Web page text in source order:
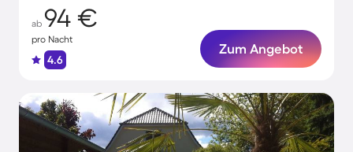
ab 94 €
pro Nacht
4.6
Zum Angebot